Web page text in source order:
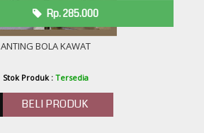
ANTING BOLA KAWAT
Rp. 285.000
Stok Produk :Tersedia
BELI PRODUK